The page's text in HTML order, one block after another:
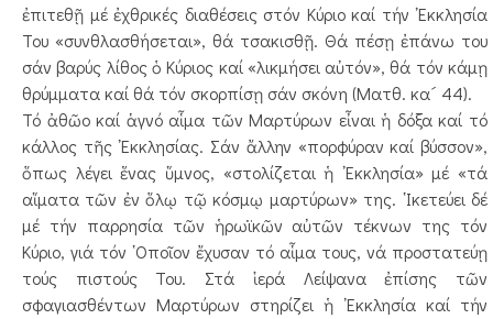
ἐπιτεθῇ μέ ἐχθρικές διαθέσεις στόν Κύριο καί τήν ᾿Εκκλησία
Του «συνθλασθήσεται», θά τσακισθῇ. Θά πέσῃ ἐπάνω του
σάν βαρύς λίθος ὁ Κύριος καί «λικμήσει αὐτόν», θά τόν κάμῃ
θρύμματα καί θά τόν σκορπίσῃ σάν σκόνη (Ματθ. κα´ 44).
Τό ἀθῶο καί ἁγνό αἷμα τῶν Μαρτύρων εἶναι ἡ δόξα καί τό
κάλλος τῆς ᾿Εκκλησίας. Σάν ἄλλην «πορφύραν καί βύσσον»,
ὅπως λέγει ἕνας ὕμνος, «στολίζεται ἡ ᾿Εκκλησία» μέ «τά
αἵματα τῶν ἐν ὅλῳ τῷ κόσμῳ μαρτύρων» της. ῾Ικετεύει δέ
μέ τήν παρρησία τῶν ἡρωϊκῶν αὐτῶν τέκνων της τόν
Κύριο, γιά τόν ῾Οποῖον ἔχυσαν τό αἷμα τους, νά προστατεύῃ
τούς πιστούς Του. Στά ἱερά Λείψανα ἐπίσης τῶν
σφαγιασθέντων Μαρτύρων στηρίζει ἡ ᾿Εκκλησία καί τήν